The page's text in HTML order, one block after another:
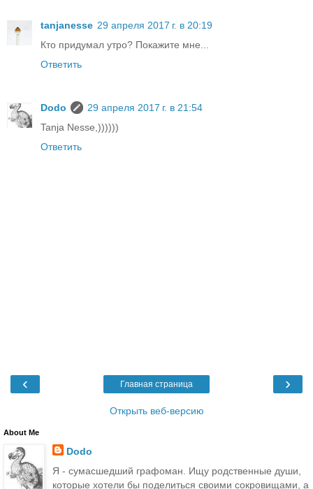
tanjanesse 29 апреля 2017 г. в 20:19
Кто придумал утро? Покажите мне...
Ответить
Dodo
29 апреля 2017 г. в 21:54
Tanja Nesse,))))))
Ответить
‹ ›
Главная страница
Открыть веб-версию
About Me
Dodo
Я - сумасшедший графоман. Ищу родственные души,
которые хотели бы поделиться своими сокровищами, а